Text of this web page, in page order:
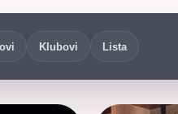
Klubovi Lista